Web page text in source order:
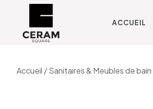
ACCUEIL
Accueil /Sanitaires & Meubles de bain